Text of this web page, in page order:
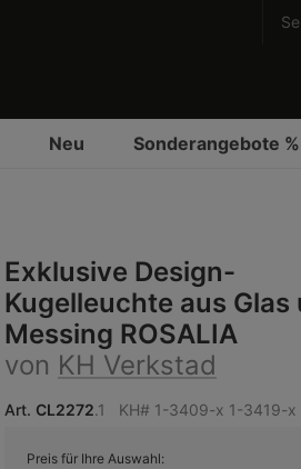
Neu Sonderangebote %
Exklusive Design-
Kugelleuchte aus Glas
Messing ROSALIA
von KH Verkstad
Art. CL2272.1 KH# 1-3409-x 1-3419-x
Preis für Ihre Auswahl: